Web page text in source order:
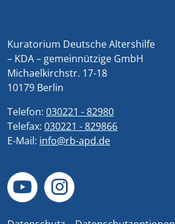
Kuratorium Deutsche Altershilfe
– KDA – gemeinnützige GmbH
Michaelkirchstr. 17-18
10179 Berlin
Telefon: 030221 - 82980
Telefax: 030221 - 829866
E-Mail: info@rb-apd.de